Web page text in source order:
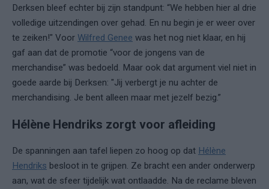
Derksen bleef echter bij zijn standpunt: “We hebben hier al drie
volledige uitzendingen over gehad. En nu begin je er weer over
te zeiken!" Voor Wilfred Genee was het nog niet klaar, en hij
gaf aan dat de promotie “voor de jongens van de
merchandise” was bedoeld. Maar ook dat argument viel niet in
goede aarde bij Derksen: "Jij verbergt je nu achter de
merchandising. Je bent alleen maar met jezelf bezig.”
Hélène Hendriks zorgt voor afleiding
De spanningen aan tafel liepen zo hoog op dat Hélène
Hendriks besloot in te grijpen. Ze bracht een ander onderwerp
aan, wat de sfeer tijdelijk wat ontlaadde. Na de reclame bleven